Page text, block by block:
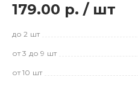
179.00 р. / шт
до 2 шт
от 3 до 9 шт
от 10 шт